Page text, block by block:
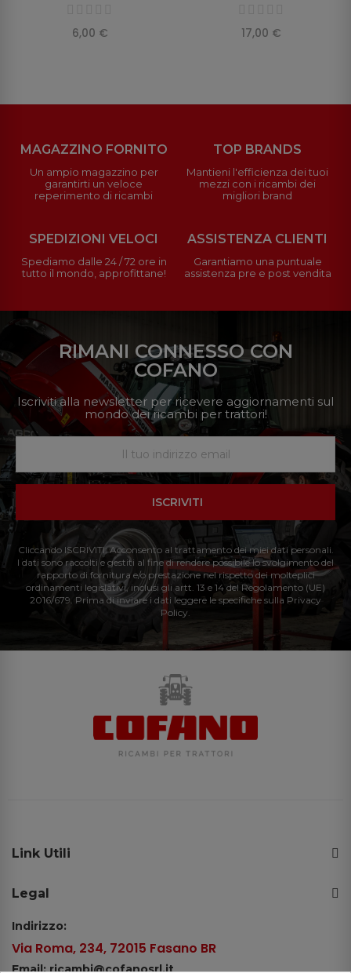
6,00 € 17,00 €
MAGAZZINO FORNITO
Un ampio magazzino per
garantirti un veloce
reperimento di ricambi
TOP BRANDS
Mantieni l'efficienza dei tuoi
mezzi con i ricambi dei
migliori brand
SPEDIZIONI VELOCI
Spediamo dalle 24 / 72 ore in
tutto il mondo, approfittane!
ASSISTENZA CLIENTI
Garantiamo una puntuale
assistenza pre e post vendita
RIMANI CONNESSO CON
COFANO
Iscriviti alla newsletter per ricevere aggiornamenti sul
mondo dei ricambi per trattori!
ISCRIVITI
Cliccando ISCRIVITI: Acconsento al trattamento dei miei dati personali.
I dati sono raccolti e gestiti al fine di rendere possibile lo svolgimento del
rapporto di fornitura e/o prestazione nel rispetto dei molteplici
ordinamenti legislativi, inclusi gli artt. 13 e 14 del Regolamento (UE)
2016/679. Prima di inviare i dati leggere le specifiche sulla Privacy
Policy.
Link Utili
Legal
Indirizzo:
Via Roma, 234, 72015 Fasano BR
Email: ricambi@cofanosrl.it